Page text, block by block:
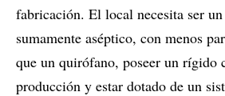
fabricación. El local necesita ser
sumamente aséptico, con menos
que un quirófano, poseer un rígido
producción y estar dotado de un